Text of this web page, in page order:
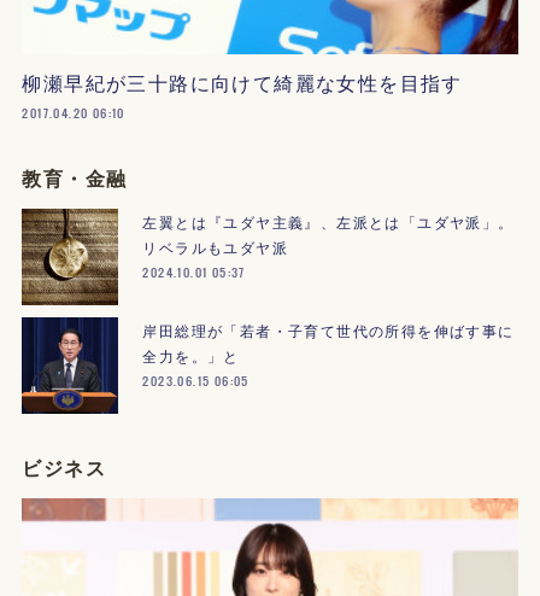
柳瀬早紀が三十路に向けて綺麗な女性を目指す
2017.04.20 06:10
教育・金融
左翼とは『ユダヤ主義』、左派とは「ユダヤ派」。
リベラルもユダヤ派
2024.10.01 05:37
岸田総理が「若者・子育て世代の所得を伸ばす事に
全力を。」と
2023.06.15 06:05
ビジネス